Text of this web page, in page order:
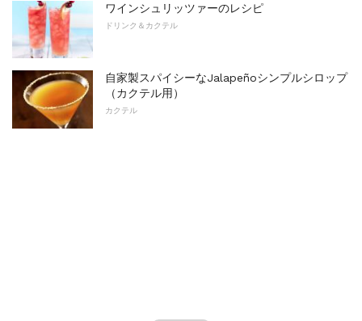
ワインシュリッツァーのレシピ
ドリンク＆カクテル
自家製スパイシーなJalapeñoシンプルシロップ
（カクテル用）
カクテル